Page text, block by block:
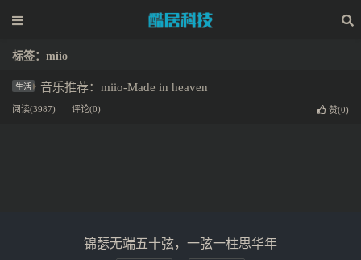
标签：miio
生活 音乐推荐：miio-Made in heaven
阅读(3987) 评论(0) 赞(0)
锦瑟无端五十弦，一弦一柱思华年